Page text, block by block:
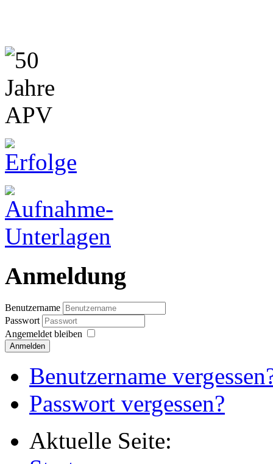
Anmeldung
Benutzername
Passwort
Angemeldet bleiben
Anmelden
Benutzername
Passwort vergessen?
Aktuelle Seite: